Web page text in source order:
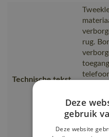
Technische tekst
rug.
extra
zacht
Deze
gebruik
Deze website